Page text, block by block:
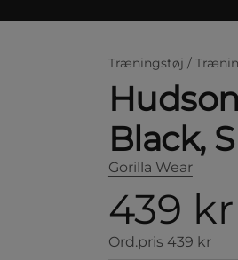
Træningstøj /
Black, S
Gorilla Wear
439 kr
Ord.pris 439 kr